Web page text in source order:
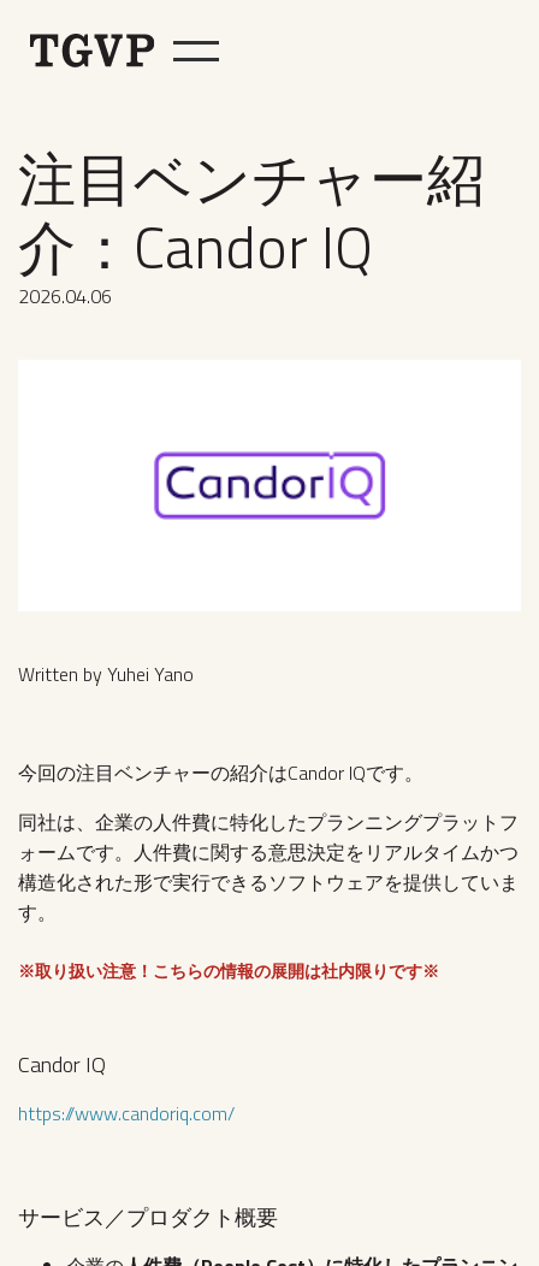
注目ベンチャー紹
介：Candor IQ
2026.04.06
Written by Yuhei Yano
今回の注目ベンチャーの紹介はCandor IQです。
同社は、企業の人件費に特化したプランニングプラットフ
ォームです。人件費に関する意思決定をリアルタイムかつ
構造化された形で実行できるソフトウェアを提供していま
す。
※取り扱い注意！こちらの情報の展開は社内限りです※
Candor IQ
https://www.candoriq.com/
サービス／プロダクト概要